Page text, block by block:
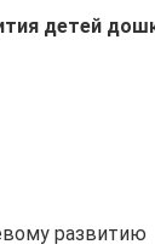
детей
развитию